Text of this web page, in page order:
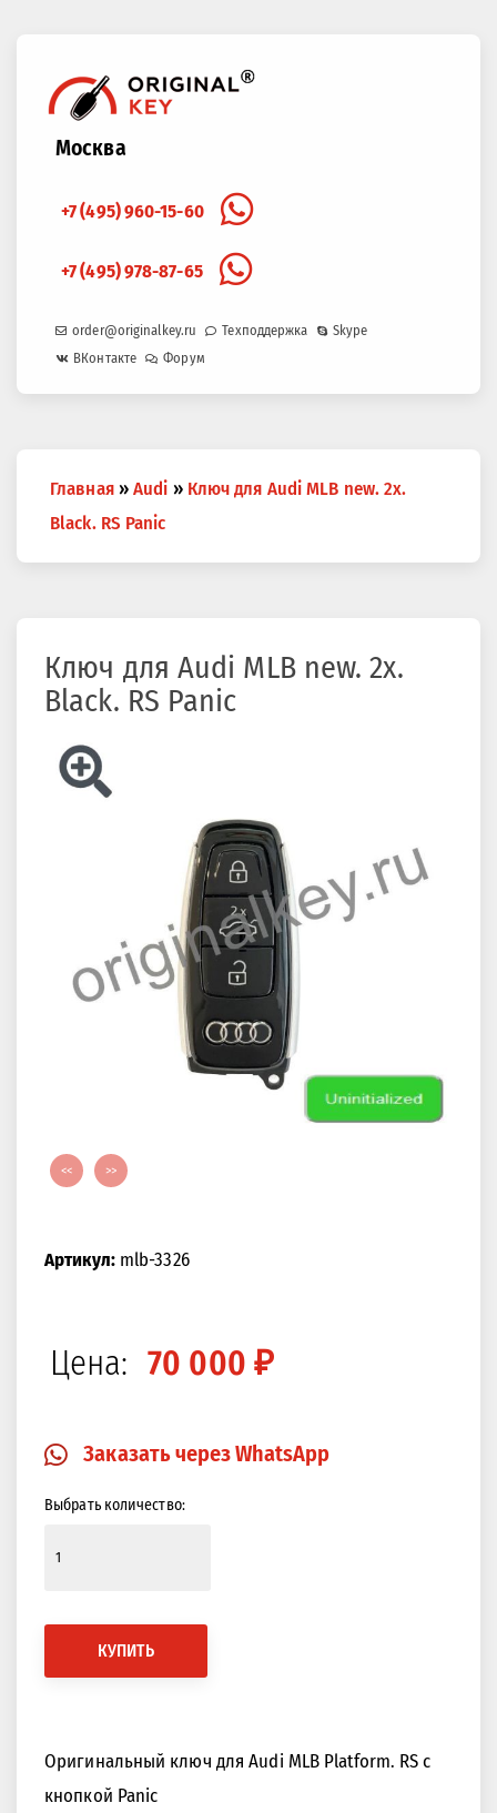
Москва
+7 (495) 960-15-60
+7 (495) 978-87-65
order@originalkey.ru Техподдержка
Skype
ВКонтакте
Форум
здесь
Главная » Audi » Ключ для Audi MLB new. 2x.
Black. RS Panic
Ключ для Audi MLB new. 2x.
Black. RS Panic
<< >>
Артикул:mlb-3326
Цена: 70 000 ₽
Заказать через WhatsApp
Выбрать количество:
КУПИТЬ
Оригинальный ключ для Audi MLB Platform. RS с
кнопкой Panic